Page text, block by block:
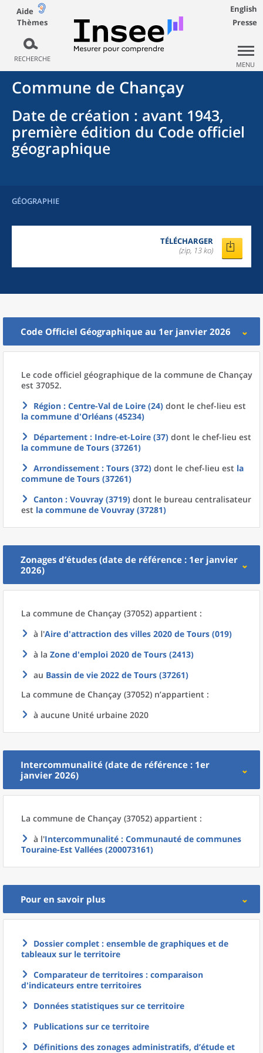
Aide
Thèmes
RECHERCHE
English
Presse
MENU
Commune de Chançay
Date de création : avant 1943,
première édition du Code officiel
géographique
GÉOGRAPHIE
TÉLÉCHARGER
(zip, 13 ko)
Code Officiel Géographique au 1er janvier 2026
Le code officiel géographique de la commune de Chançay
est 37052.
Région : Centre-Val de Loire (24) dont le chef-lieu est
la commune d'Orléans (45234)
Département : Indre-et-Loire (37) dont le chef-lieu est
la commune de Tours (37261)
Arrondissement : Tours (372) dont le chef-lieu est la
commune de Tours (37261)
Canton : Vouvray (3719) dont le bureau centralisateur
est la commune de Vouvray (37281)
Zonages d’études (date de référence : 1er janvier
2026)
La commune de Chançay (37052) appartient :
à l'Aire d'attraction des villes 2020 de Tours (019)
à la Zone d'emploi 2020 de Tours (2413)
au Bassin de vie 2022 de Tours (37261)
La commune de Chançay (37052) n’appartient :
à aucune Unité urbaine 2020
Intercommunalité (date de référence : 1er
janvier 2026)
La commune de Chançay (37052) appartient :
à l'Intercommunalité : Communauté de communes
Touraine-Est Vallées (200073161)
Pour en savoir plus
Dossier complet : ensemble de graphiques et de
tableaux sur le territoire
Comparateur de territoires : comparaison
d'indicateurs entre territoires
Données statistiques sur ce territoire
Publications sur ce territoire
Définitions des zonages administratifs, d’étude et